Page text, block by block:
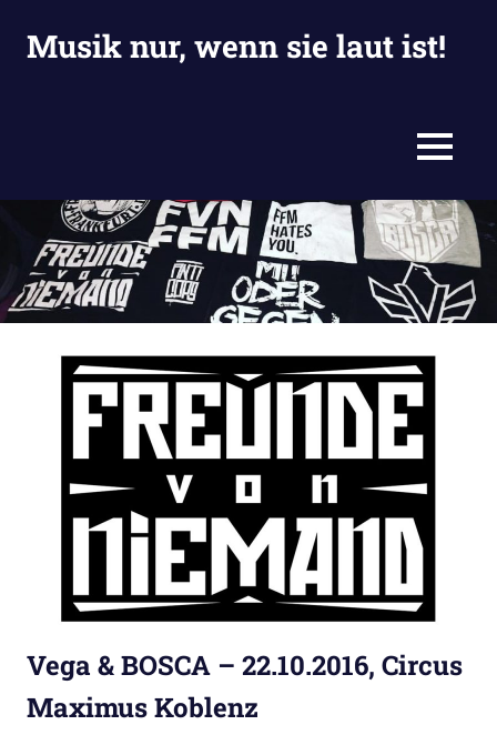
InhaltMusik nur, wenn sie laut ist!
MENU
Vega & BOSCA – 22.10.2016, Circus
Maximus Koblenz